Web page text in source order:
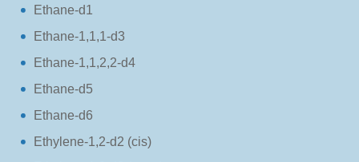
Ethane-d1
Ethane-1,1,1-d3
Ethane-1,1,2,2-d4
Ethane-d5
Ethane-d6
Ethylene-1,2-d2 (cis)